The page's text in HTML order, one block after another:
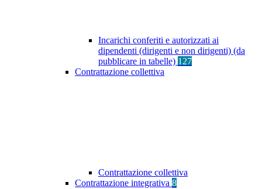
Incarichi conferiti e autorizzati ai
dipendenti (dirigenti e non dirigenti) (da
pubblicare in tabelle) 127
Contrattazione collettiva
Contrattazione collettiva
Contrattazione integrativa 8